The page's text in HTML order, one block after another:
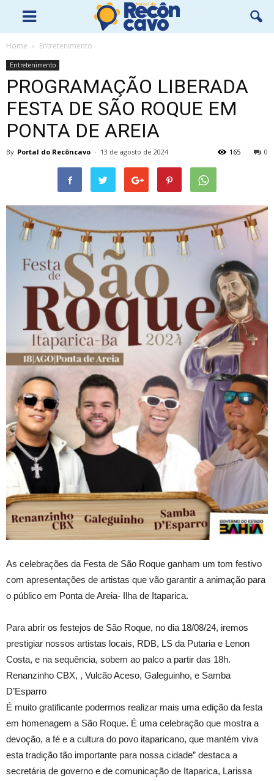
Home Entretenimento
Entretenimento
PROGRAMAÇÃO LIBERADA
FESTA DE SÃO ROQUE EM
PONTA DE AREIA
By Portal do Recôncavo - 13 de agosto de 2024 0
165
As celebrações da Festa de São Roque ganham um tom festivo
com apresentações de artistas que vão garantir a animação para
o público em Ponta de Areia- Ilha de Itaparica.
Para abrir os festejos de São Roque, no dia 18/08/24, iremos
prestigiar nossos artistas locais, RDB, LS da Putaria e Lenon
Costa, e na sequência, sobem ao palco a partir das 18h.
Renanzinho CBX, , Vulcão Aceso, Galeguinho, e Samba
D’Esparro
É muito gratificante podermos realizar mais uma edição da festa
em homenagem a São Roque. É uma celebração que mostra a
devoção, a fé e a cultura do povo itaparicano, que mantém viva
esta tradição tão importante para nossa cidade” destaca a
secretária de governo e de comunicação de Itaparica, Larissa